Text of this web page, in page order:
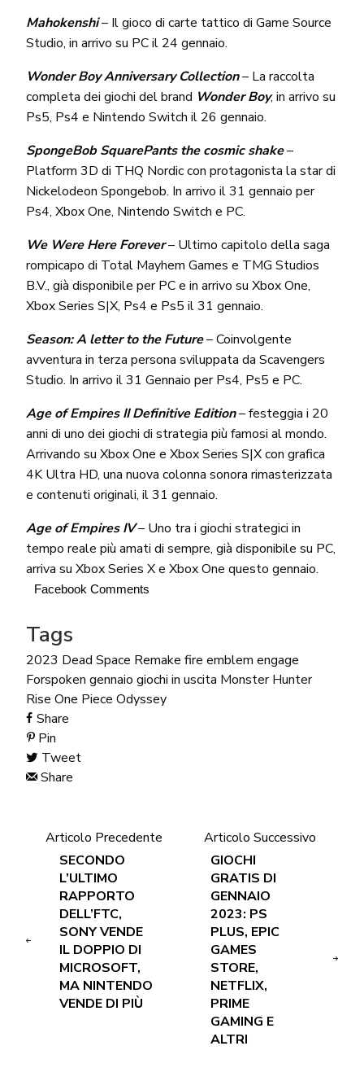
Mahokenshi– Il gioco di carte tattico di Game Source
Studio, in arrivo su PC il 24 gennaio.
Wonder Boy Anniversary Collection– La raccolta
completa dei giochi del brand Wonder Boy, in arrivo su
Ps5, Ps4 e Nintendo Switch il 26 gennaio.
SpongeBob SquarePants the cosmic shake–
Platform 3D di THQ Nordic con protagonista la star di
Nickelodeon Spongebob. In arrivo il 31 gennaio per
Ps4, Xbox One, Nintendo Switch e PC.
We Were Here Forever– Ultimo capitolo della saga
rompicapo di Total Mayhem Games e TMG Studios
B.V., già disponibile per PC e in arrivo su Xbox One,
Xbox Series S|X, Ps4 e Ps5 il 31 gennaio.
Season: A letter to the Future– Coinvolgente
avventura in terza persona sviluppata da Scavengers
Studio. In arrivo il 31 Gennaio per Ps4, Ps5 e PC.
Age of Empires II Definitive Edition– festeggia i 20
anni di uno dei giochi di strategia più famosi al mondo.
Arrivando su Xbox One e Xbox Series S|X con grafica
4K Ultra HD, una nuova colonna sonora rimasterizzata
e contenuti originali, il 31 gennaio.
Age of Empires IV– Uno tra i giochi strategici in
tempo reale più amati di sempre, già disponibile su PC,
arriva su Xbox Series X e Xbox One questo gennaio.
Facebook Comments
Tags
2023 Dead Space Remake fire emblem engage
Forspoken gennaio giochi in uscita Monster Hunter
Rise One Piece Odyssey
Share
Pin
Tweet
Share
Articolo Precedente
SECONDO
L’ULTIMO
RAPPORTO
DELL’FTC,
SONY VENDE
IL DOPPIO DI
MICROSOFT,
MA NINTENDO
VENDE DI PIÙ
Articolo Successivo
GIOCHI
GRATIS DI
GENNAIO
2023: PS
PLUS, EPIC
GAMES
STORE,
NETFLIX,
PRIME
GAMING E
ALTRI